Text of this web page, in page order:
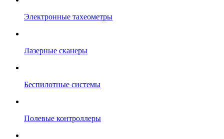
Электронные тахеометры
Лазерные сканеры
Беспилотные системы
Полевые контроллеры